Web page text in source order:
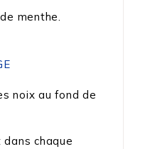
menthe.
noix au fond de
chaque